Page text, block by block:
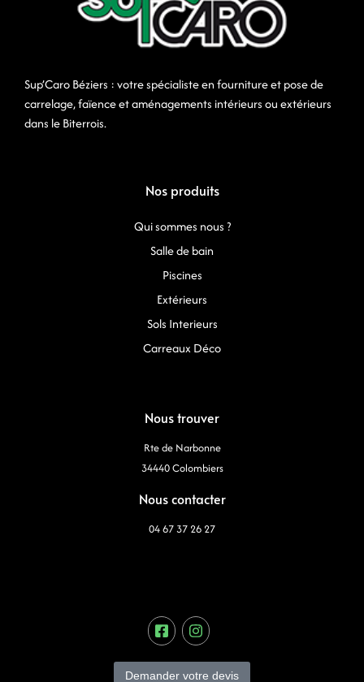
Sup’Caro Béziers : votre spécialiste en fourniture et pose de
carrelage, faïence et aménagements intérieurs ou extérieurs
dans le Biterrois.
Nos produits
Qui sommes nous ?
Salle de bain
Piscines
Extérieurs
Sols Interieurs
Carreaux Déco
Nous trouver
Rte de Narbonne
34440 Colombiers
Nous contacter
04 67 37 26 27
Demander votre devis